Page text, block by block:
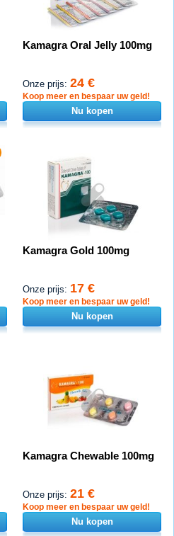
Kamagra Oral Jelly 100mg
Onze prijs: 24 €
Koop meer en bespaar uw geld!
Nu kopen
Kamagra Gold 100mg
Onze prijs: 17 €
Koop meer en bespaar uw geld!
Nu kopen
Kamagra Chewable 100mg
Onze prijs: 21 €
Koop meer en bespaar uw geld!
Nu kopen